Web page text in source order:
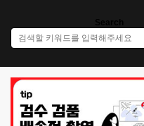
Search